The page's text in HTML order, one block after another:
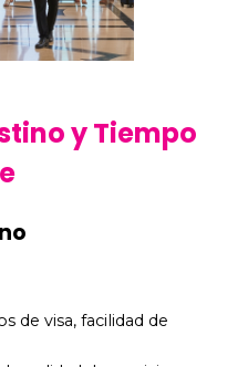
y Tiempo
de visa, facilidad de